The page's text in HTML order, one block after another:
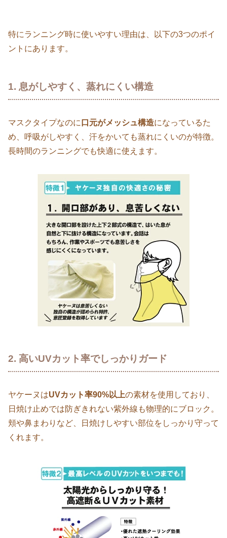
特にランニング時に使いやすい理由は、以下の3つのポイ
ントにあります。
1. 息がしやすく、蒸れにくい構造
マスクタイプなのに 口元がメッシュ構造になっているた
め、呼吸がしやすく、汗をかいても蒸れにくいのが特徴。
長時間のランニングでも快適に使えます。
2. 高いUVカット率でしっかりガード
ヤケーヌはUVカット率90%以上の素材を使用しており、
日焼け止めでは防ぎきれない紫外線も物理的にブロック。
頬や鼻まわりなど、日焼けしやすい部位をしっかり守って
くれます。